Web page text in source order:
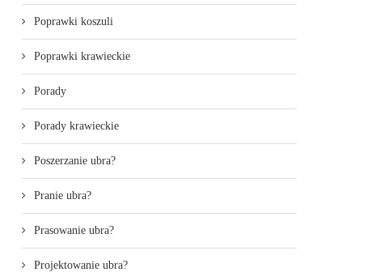
Poprawki koszuli
Poprawki krawieckie
Porady
Porady krawieckie
Poszerzanie ubra?
Pranie ubra?
Prasowanie ubra?
Projektowanie ubra?